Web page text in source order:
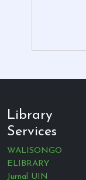
Library
Services
WALISONGO
ELIBRARY
Jurnal UIN